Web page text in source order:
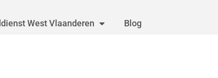
West Vlaanderen Blog